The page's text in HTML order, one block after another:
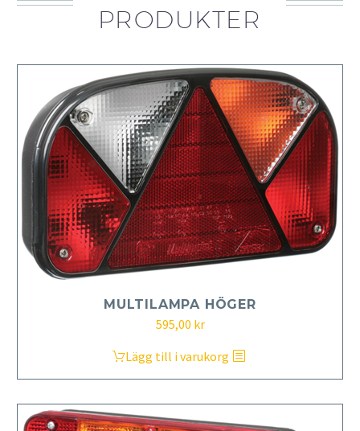
PRODUKTER
MULTILAMPA HÖGER
595,00 kr
Lägg till i varukorg